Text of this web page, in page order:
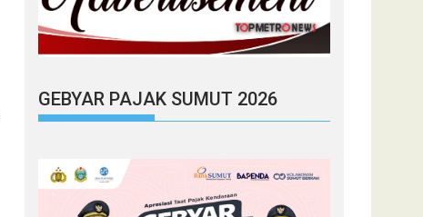
GEBYAR PAJAK SUMUT 2026